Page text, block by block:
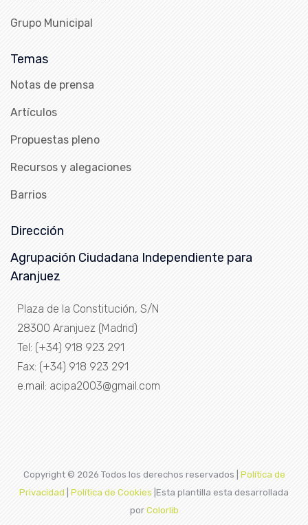
Grupo Municipal
Temas
Notas de prensa
Artículos
Propuestas pleno
Recursos y alegaciones
Barrios
Dirección
Agrupación Ciudadana Independiente para
Aranjuez
Plaza de la Constitución, S/N
28300 Aranjuez (Madrid)
Tel: (+34) 918 923 291
Fax: (+34) 918 923 291
e.mail: acipa2003@gmail.com
Copyright © 2026 Todos los derechos reservados | Política de
Privacidad
Política de Cookies |Esta plantilla esta desarrollada
por Colorlib